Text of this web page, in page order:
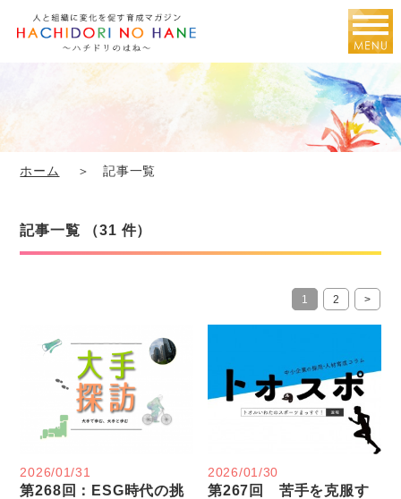
ホーム ＞ 記事一覧
記事一覧 （31 件）
1 2 >
2026/01/31
第268回：ESG時代の挑
2026/01/30
第267回 苦手を克服す